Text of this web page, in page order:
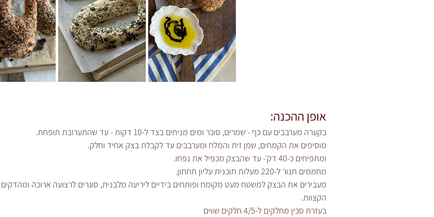
אופן ההכנה:
בקערה מערבבים עם כף - שמרים, סוכר ומים מניחים בצד ל-10 דקות - עד שהתערובת תופחת.
מוסיפים את הקמחים, שמן זית והמלח ומערבבים עד לקבלת בצק אחיד וחלק.
ומתפיחים כ-40 דק׳- עד שהבצק מכפיל את נפחו.
מחממים תנור ל-220 מעלות תוכנית עליון תחתון.
מעבירים את הבצק למשטח מעט מקומח ופותחים בידיים ליריעה מלבנית, סוגרים לרצועה ארוכה
הקצוות.
בעזרת סכין מחלקים ל-4/5 חלקים שווים